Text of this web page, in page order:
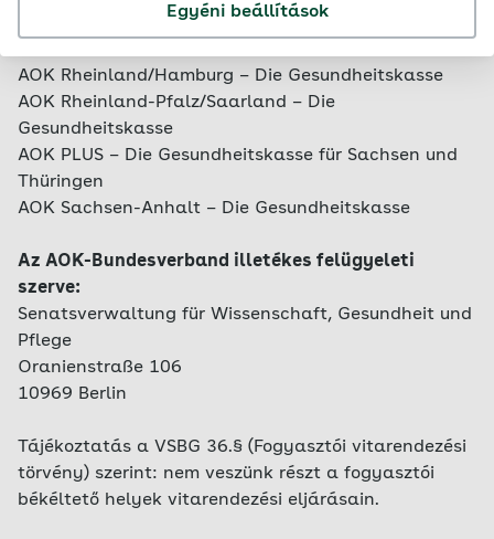
Egyéni beállítások
AOK Nordost – Die Gesundheitskasse
AOK Rheinland/Hamburg – Die Gesundheitskasse
AOK Rheinland-Pfalz/Saarland – Die
Gesundheitskasse
AOK PLUS – Die Gesundheitskasse für Sachsen und
Thüringen
AOK Sachsen-Anhalt – Die Gesundheitskasse
Az AOK-Bundesverband illetékes felügyeleti
szerve:
Senatsverwaltung für Wissenschaft, Gesundheit und
Pflege
Oranienstraße 106
10969 Berlin
Tájékoztatás a VSBG 36.§ (Fogyasztói vitarendezési
törvény) szerint: nem veszünk részt a fogyasztói
békéltető helyek vitarendezési eljárásain.